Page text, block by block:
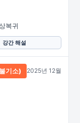
복귀
강간 해설
기소) 2025년 12월